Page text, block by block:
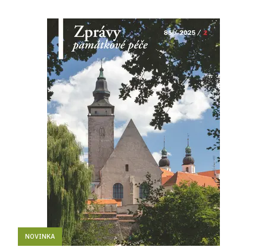
NOVINKA